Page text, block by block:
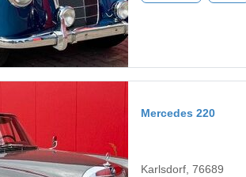
Mercedes 220
Karlsdorf, 76689